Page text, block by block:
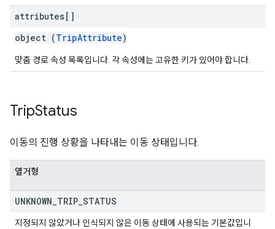
attributes[]
object (TripAttribute)
맞춤 경로 속성 목록입니다. 각 속성에는 고유한 키가 있어야 합니다.
TripStatus
이동의 진행 상황을 나타내는 이동 상태입니다.
열거형
UNKNOWN TRIP STATUS
지정되지 않았거나 인식되지 않은 이동 상태에 사용되는 기본값입니